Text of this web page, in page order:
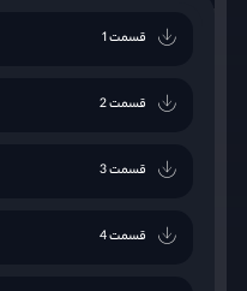
قسمت 1
قسمت 2
قسمت 3
قسمت 4